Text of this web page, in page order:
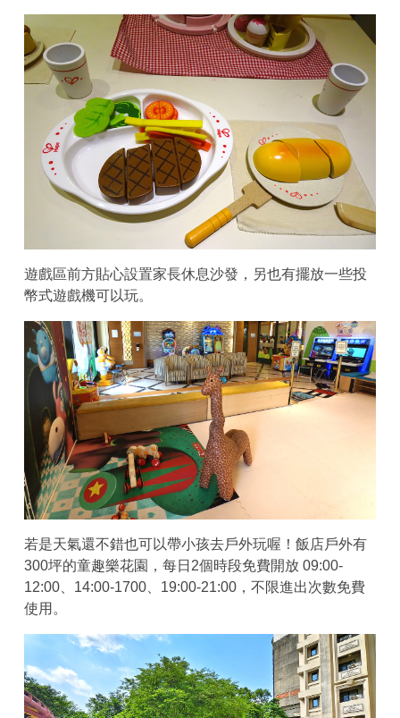
遊戲區前方貼心設置家長休息沙發，另也有擺放一些投
幣式遊戲機可以玩。
若是天氣還不錯也可以帶小孩去戶外玩喔！飯店戶外有
300坪的童趣樂花園，每日2個時段免費開放 09:00-
12:00、14:00-1700、19:00-21:00，不限進出次數免費
使用。